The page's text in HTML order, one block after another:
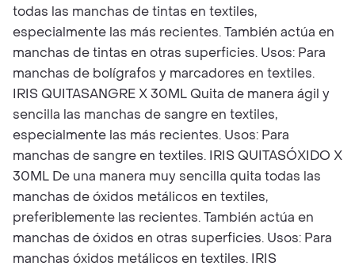
todas las manchas de tintas en textiles,
especialmente las más recientes. También actúa en
manchas de tintas en otras superficies. Usos: Para
manchas de bolígrafos y marcadores en textiles.
IRIS QUITASANGRE X 30ML Quita de manera ágil y
sencilla las manchas de sangre en textiles,
especialmente las más recientes. Usos: Para
manchas de sangre en textiles. IRIS QUITASÓXIDO X
30ML De una manera muy sencilla quita todas las
manchas de óxidos metálicos en textiles,
preferiblemente las recientes. También actúa en
manchas de óxidos en otras superficies. Usos: Para
manchas óxidos metálicos en textiles. IRIS